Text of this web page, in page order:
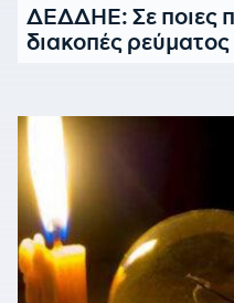
ΔΕΔΔΗΕ: Σε ποιες
διακοπές